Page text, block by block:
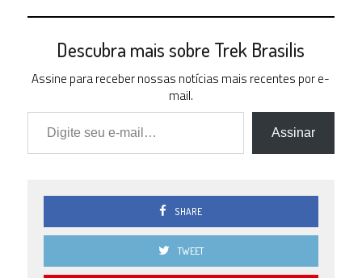
Descubra mais sobre Trek Brasilis
Assine para receber nossas notícias mais recentes por e-
mail.
Digite seu e-mail…
Assinar
SHARE
TWEET